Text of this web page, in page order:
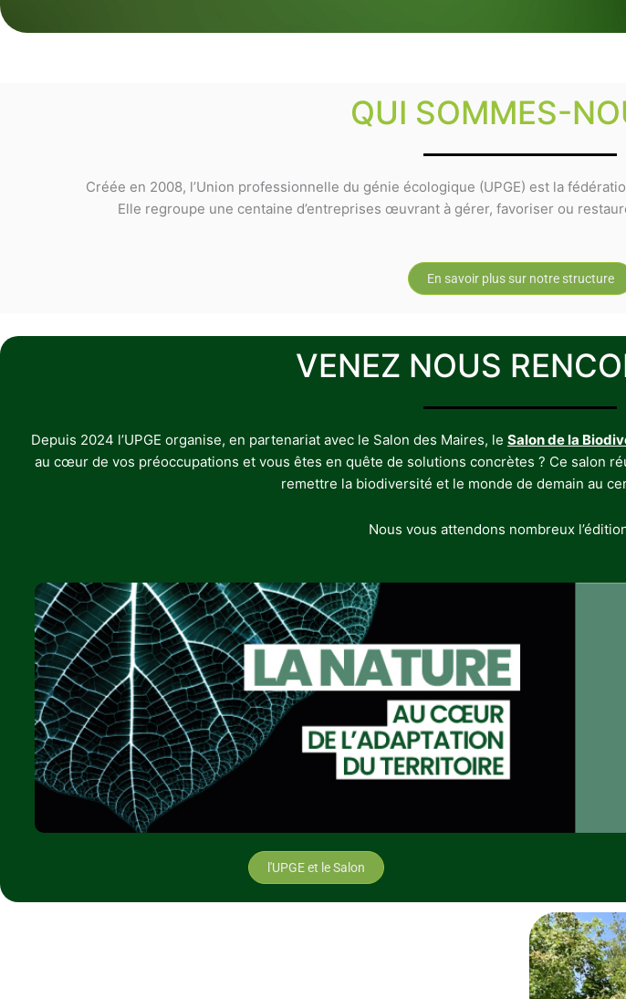
QUI SOMMES-
Créée en 2008, l’Union professionnelle du génie écologique (UPGE) est la
Elle regroupe une centaine d’entreprises œuvrant à gérer, favoriser ou
En savoir plus sur notre structure
VENEZ NOUS
Depuis 2024 l’UPGE organise, en partenariat avec le Salon des Maires, le Salon de la
au cœur de vos préoccupations et vous êtes en quête de solutions concrètes ? Ce salon
remettre la biodiversité et le monde de demain au
Nous vous attendons nombreux
l'UPGE et le Salon